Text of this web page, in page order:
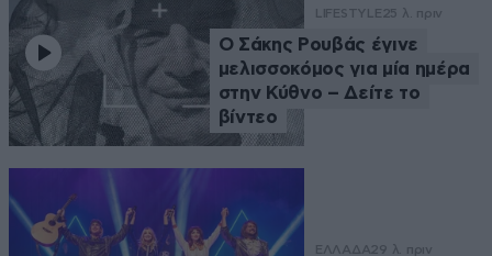
LIFESTYLE25 λ. πριν
Ο Σάκης Ρουβάς έγινε
μελισσοκόμος για μία ημέρα
στην Κύθνο – Δείτε το
βίντεο
ΕΛΛΑΔΑ29 λ. πριν